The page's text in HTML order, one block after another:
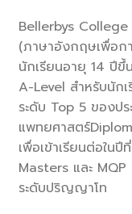
Bellerbys College
(ภาษาอังกฤษเพื่อก
นักเรียนอายุ 14 ปี
A-Level สำหรับนัก
ระดับ Top 5 ของปร
แพทยศาสตร์
เพื่อเข้าเรียนต่อใน
Masters และ MQP
ระดับปริญญาโท